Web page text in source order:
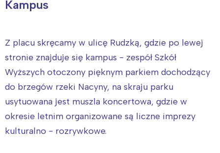
Kampus
Z placu skręcamy w ulicę Rudzką, gdzie po lewej
stronie znajduje się kampus - zespół Szkół
Wyższych otoczony pięknym parkiem dochodzący
do brzegów rzeki Nacyny, na skraju parku
usytuowana jest muszla koncertowa, gdzie w
okresie letnim organizowane są liczne imprezy
kulturalno - rozrywkowe.